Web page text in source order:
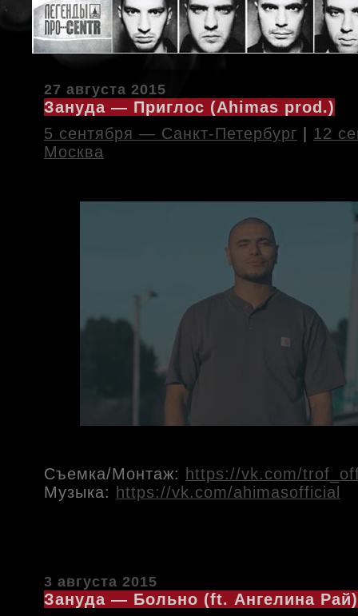
27 августа 2015
Зануда — Приглос (Ahimas prod.)
5 сентября — Санкт-Петербург
12
Москва
Съемка/Монтаж: https://vk.com/
Музыка: https://vk.com/ahimasofficial
3 августа 2015
Зануда — Больно (ft. Ангелина Рай)